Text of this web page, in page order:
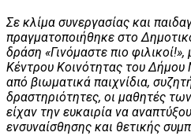
Σε κλίμα συνεργασίας και
πραγματοποιήθηκε στο
δράση «Γινόμαστε πιο
Κέντρου Κοινότητας του Δήμου
από βιωματικά παιχνίδια,
δραστηριότητες, οι μαθητές
είχαν την ευκαιρία να
ενσυναίσθησης και θετικής